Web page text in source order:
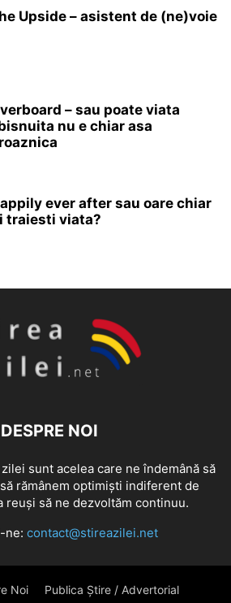
Upside – asistent de (ne)voie
– sau poate viata
nu e chiar asa
ever after sau oare chiar
traiesti viata?
DESPRE NOI
sunt acelea care ne îndemână să
rămânem optimiști indiferent de
reuși să ne dezvoltăm continuu.
ne: contact@stireazilei.net
Noi Publica Știre / Advertorial